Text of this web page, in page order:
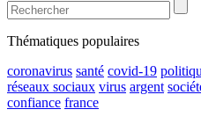
Thématiques populaires
coronavirus santé covid-19
réseaux sociaux virus argent
confiance france